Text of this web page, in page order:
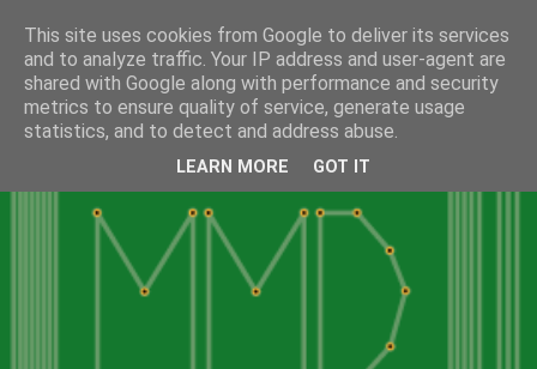
This site uses cookies from Google to deliver its services
and to analyze traffic. Your IP address and user-agent are
shared with Google along with performance and security
metrics to ensure quality of service, generate usage
statistics, and to detect and address abuse.
LEARN MORE GOT IT